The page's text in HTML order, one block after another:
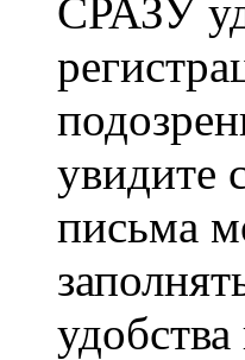
СРАЗУ
увидите
письма